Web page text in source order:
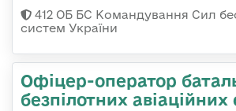
412 ОБ БС Командування Сил
систем України
Офіцер-оператор
безпілотних авіаційних